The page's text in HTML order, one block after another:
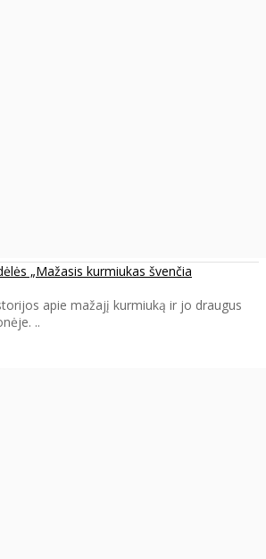
„Mažasis kurmiukas švenčia
apie mažajį kurmiuką ir jo draugus
..